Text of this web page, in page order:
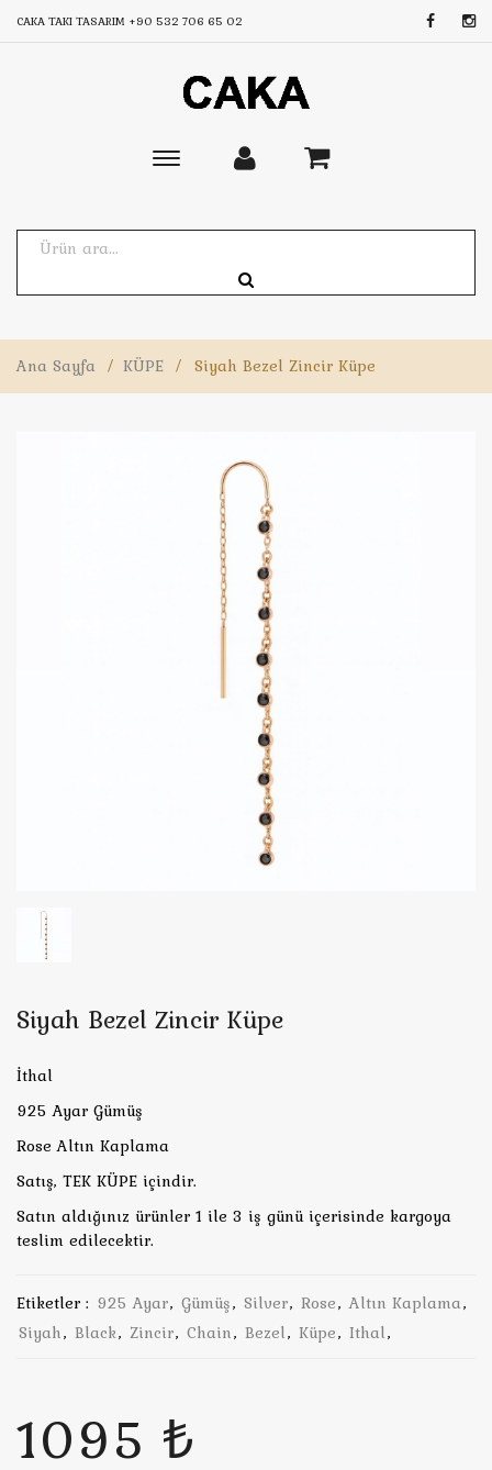
CAKA TAKI TASARIM +90 532 706 65 02
Toggle
Ana Sayfa / KÜPE / Siyah Bezel Zincir Küpe
Siyah Bezel Zincir Küpe
İthal
925 Ayar Gümüş
Rose Altın Kaplama
Satış, TEK KÜPE içindir.
Satın aldığınız ürünler 1 ile 3 iş günü içerisinde kargoya
teslim edilecektir.
Etiketler : 925 Ayar, Gümüş, Silver, Rose, Altın Kaplama,
Siyah, Black, Zincir, Chain, Bezel, Küpe, Ithal,
1095 ₺